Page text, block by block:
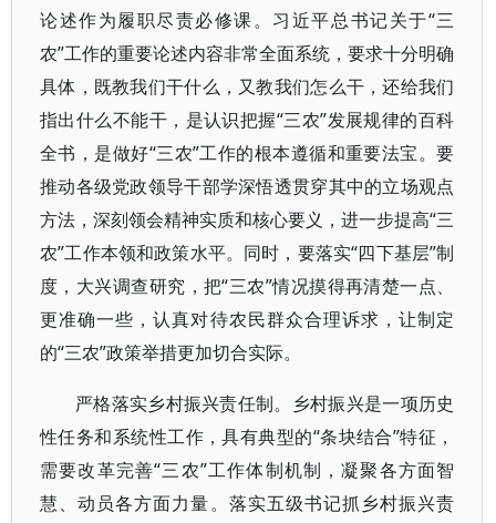
论述作为履职尽责必修课。习近平总书记关于“三
农”工作的重要论述内容非常全面系统，要求十分明确
具体，既教我们干什么，又教我们怎么干，还给我们
指出什么不能干，是认识把握“三农”发展规律的百科
全书，是做好“三农”工作的根本遵循和重要法宝。要
推动各级党政领导干部学深悟透贯穿其中的立场观点
方法，深刻领会精神实质和核心要义，进一步提高“三
农”工作本领和政策水平。同时，要落实“四下基层”制
度，大兴调查研究，把“三农”情况摸得再清楚一点、
更准确一些，认真对待农民群众合理诉求，让制定
的“三农”政策举措更加切合实际。
严格落实乡村振兴责任制。乡村振兴是一项历史
性任务和系统性工作，具有典型的“条块结合”特征，
需要改革完善“三农”工作体制机制，凝聚各方面智
慧、动员各方面力量。落实五级书记抓乡村振兴责